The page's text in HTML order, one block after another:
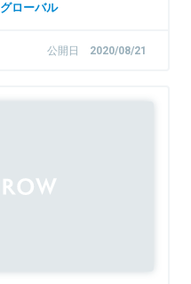
グローバル
公開日 2020/08/21